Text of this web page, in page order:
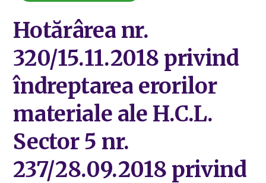
Hotărârea nr.
320/15.11.2018 privind
îndreptarea erorilor
materiale ale H.C.L.
Sector 5 nr.
237/28.09.2018 privind